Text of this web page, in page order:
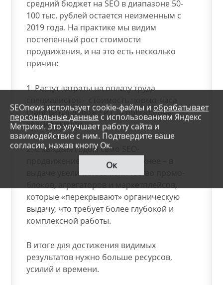
средний бюджет на SEO в диапазоне 50-
100 тыс. рублей остается неизменным с
2019 года. На практике мы видим
постепенный рост стоимости
продвижения, и на это есть несколько
причин:
1. Растут затраты на оплату труда
становится дороже из-за повышения
квалификации.
2. С каждым годом само SEO-
продвижение становится сложнее – в
выдаче увеличилось количество промо-
которые «перекрывают» органическую
выдачу, что требует более глубокой и
комплексной работы.
В итоге для достижения видимых
результатов нужно больше ресурсов,
усилий и времени.
SEOnews использует cookie-файлы и обрабатывает
персональные данныес использованием Яндекс
Метрики. Это улучшает работу сайта и
взаимодействие с ним. Подтвердите ваше
согласие, нажав кнопу Ок.
Ок